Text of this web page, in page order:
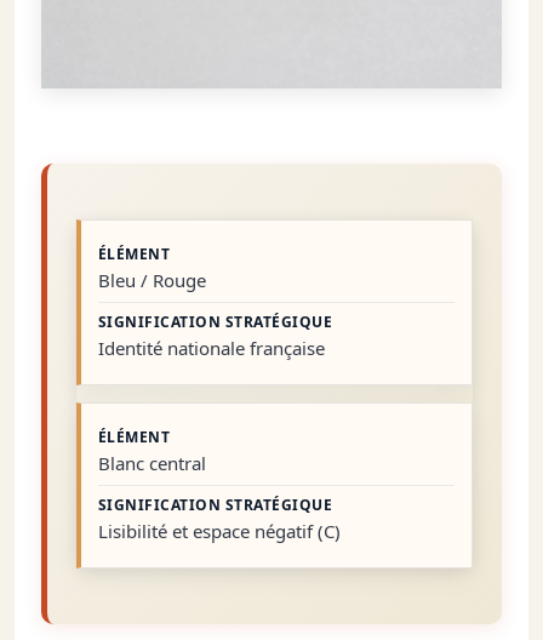
Bleu / Rouge
Identité nationale française
Blanc central
Lisibilité et espace négatif (C)